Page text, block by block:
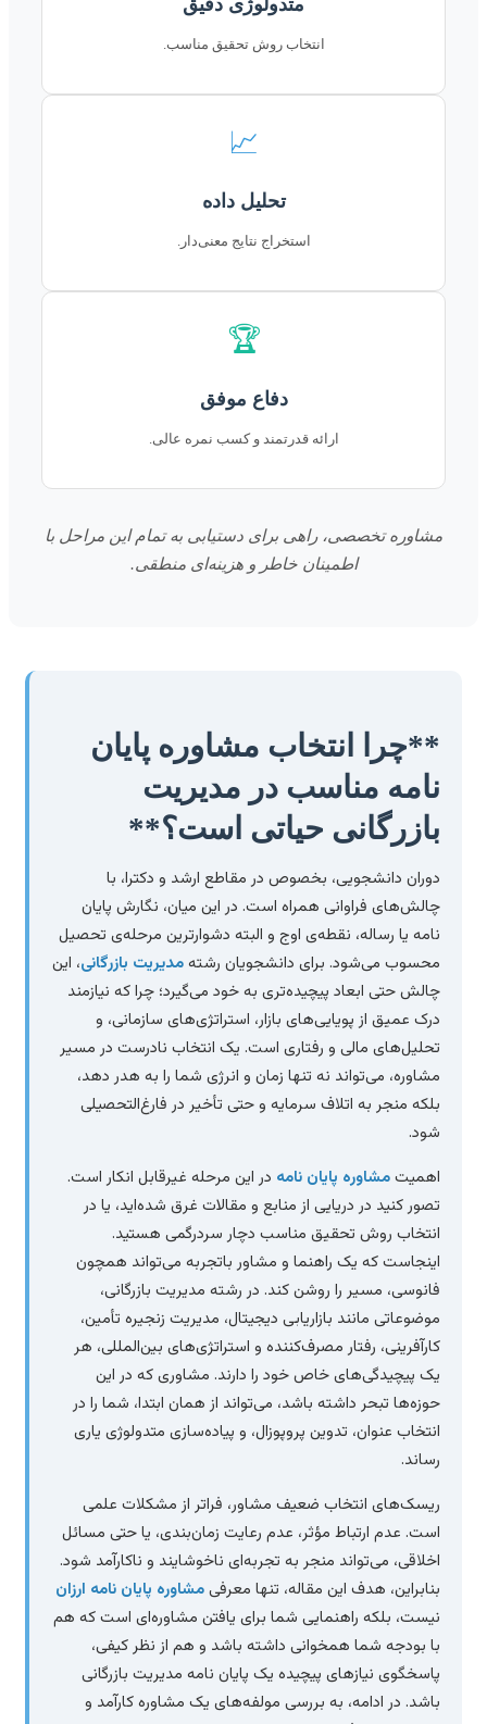
انتخاب روش تحقیق مناسب.
تحلیل داده
استخراج نتایج معنی‌دار.
دفاع موفق
ارائه قدرتمند و کسب نمره عالی.
مشاوره تخصصی، راهی برای دستیابی به تمام این مراحل با
اطمینان خاطر و هزینه‌ای منطقی.
**چرا انتخاب مشاوره پایان
نامه مناسب در مدیریت
بازرگانی حیاتی است؟**
دوران دانشجویی، بخصوص در مقاطع ارشد و دکترا، با
چالش‌های فراوانی همراه است. در این میان، نگارش پایان
نامه یا رساله، نقطه‌ی اوج و البته دشوارترین مرحله‌ی تحصیل
محسوب می‌شود. برای دانشجویان رشتهمدیریت بازرگانی، این
چالش حتی ابعاد پیچیده‌تری به خود می‌گیرد؛ چرا که نیازمند
درک عمیق از پویایی‌های بازار، استراتژی‌های سازمانی، و
تحلیل‌های مالی و رفتاری است. یک انتخاب نادرست در مسیر
مشاوره، می‌تواند نه تنها زمان و انرژی شما را به هدر دهد،
بلکه منجر به اتلاف سرمایه و حتی تأخیر در فارغ‌التحصیلی
اهمیتمشاوره پایان نامهدر این مرحله غیرقابل انکار است.
تصور کنید در دریایی از منابع و مقالات غرق شده‌اید، یا در
انتخاب روش تحقیق مناسب دچار سردرگمی هستید.
اینجاست که یک راهنما و مشاور باتجربه می‌تواند همچون
فانوسی، مسیر را روشن کند. در رشته مدیریت بازرگانی،
موضوعاتی مانند بازاریابی دیجیتال، مدیریت زنجیره تأمین،
کارآفرینی، رفتار مصرف‌کننده و استراتژی‌های بین‌المللی، هر
یک پیچیدگی‌های خاص خود را دارند. مشاوری که در این
حوزه‌ها تبحر داشته باشد، می‌تواند از همان ابتدا، شما را در
انتخاب عنوان، تدوین پروپوزال، و پیاده‌سازی متدولوژی یاری
رساند.
ریسک‌های انتخاب ضعیف مشاور، فراتر از مشکلات علمی
است. عدم ارتباط مؤثر، عدم رعایت زمان‌بندی، یا حتی مسائل
اخلاقی، می‌تواند منجر به تجربه‌ای ناخوشایند و ناکارآمد شود.
بنابراین، هدف این مقاله، تنها معرفیمشاوره پایان نامه ارزان
نیست، بلکه راهنمایی شما برای یافتن مشاوره‌ای است که هم
با بودجه شما همخوانی داشته باشد و هم از نظر کیفی،
پاسخگوی نیازهای پیچیده یک پایان نامه مدیریت بازرگانی
باشد. در ادامه، به بررسی مولفه‌های یک مشاوره کارآمد و